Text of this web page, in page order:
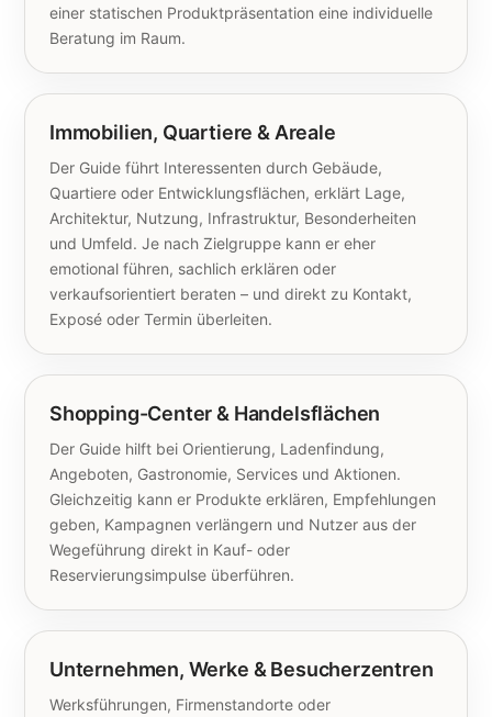
einer statischen Produktpräsentation eine individuelle
Beratung im Raum.
Immobilien, Quartiere & Areale
Der Guide führt Interessenten durch Gebäude,
Quartiere oder Entwicklungsflächen, erklärt Lage,
Architektur, Nutzung, Infrastruktur, Besonderheiten
und Umfeld. Je nach Zielgruppe kann er eher
emotional führen, sachlich erklären oder
verkaufsorientiert beraten – und direkt zu Kontakt,
Exposé oder Termin überleiten.
Shopping-Center & Handelsflächen
Der Guide hilft bei Orientierung, Ladenfindung,
Angeboten, Gastronomie, Services und Aktionen.
Gleichzeitig kann er Produkte erklären, Empfehlungen
geben, Kampagnen verlängern und Nutzer aus der
Wegeführung direkt in Kauf- oder
Reservierungsimpulse überführen.
Unternehmen, Werke & Besucherzentren
Werksführungen, Firmenstandorte oder